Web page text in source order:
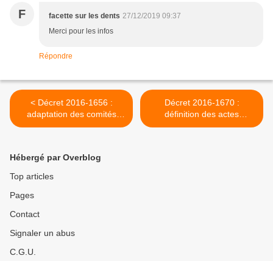
F facette sur les dents 27/12/2019 09:37
Merci pour les infos
Répondre
< Décret 2016-1656 :
adaptation des comités
locaux de suivi des victimes
d'accompagnement des
victimes d'actes de
Décret 2016-1670 :
définition des actes
d'orthoptie et modalités
Hébergé par Overblog
Top articles
Pages
Contact
Signaler un abus
C.G.U.